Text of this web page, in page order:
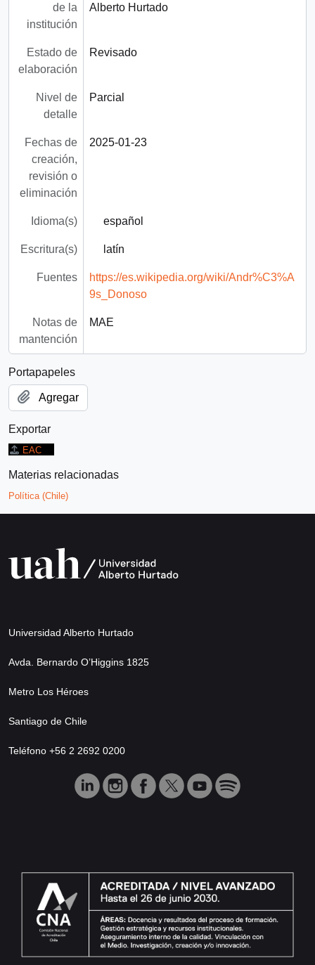
de la
institución
Alberto Hurtado
Estado de
elaboración
Revisado
Nivel de
detalle
Parcial
Fechas de
creación,
revisión o
eliminación
2025-01-23
Idioma(s) español
Escritura(s) latín
Fuentes
https://es.wikipedia.org/wiki/Andr%C3%A
9s_Donoso
Notas de
mantención
MAE
Portapapeles
Agregar
Exportar
EAC
Materias relacionadas
Política (Chile)
Universidad Alberto Hurtado
Avda. Bernardo O’Higgins 1825
Metro Los Héroes
Santiago de Chile
Teléfono +56 2 2692 0200